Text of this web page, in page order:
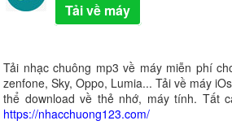
Tải về máy
Tải nhạc chuông mp3 về máy miễn phí
zenfone, Sky, Oppo, Lumia... Tải về máy
thể download về thẻ nhớ, máy tính. Tất
https://nhacchuong123.com/